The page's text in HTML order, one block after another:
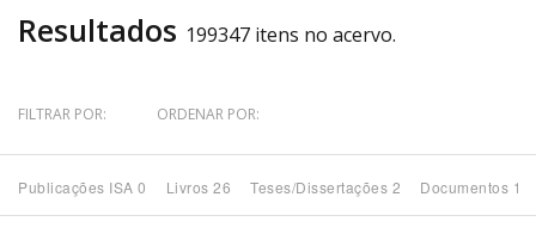
Povo Indígena
Resultados 199347 itens no acervo.
FILTRAR POR: ORDENAR POR:
Publicações ISA 0 Livros 26 Teses/Dissertações 2 Documentos